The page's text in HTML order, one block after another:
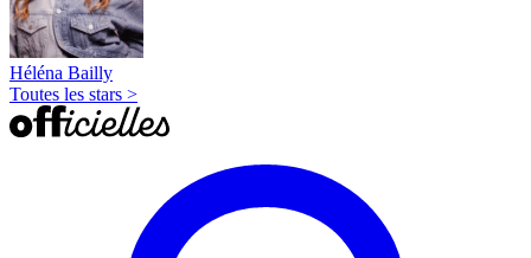
Héléna Bailly
Toutes les stars >